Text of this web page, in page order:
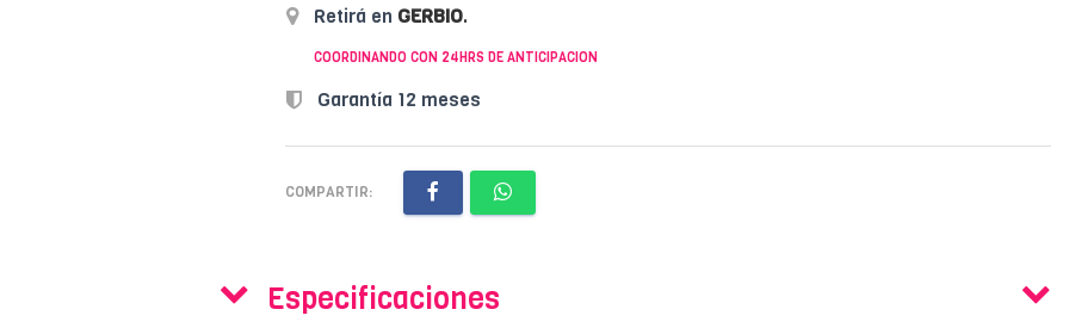
Retirá en GERBIO.
COORDINANDO CON 24HRS DE ANTICIPACION
Garantía 12 meses
COMPARTIR:
Especificaciones